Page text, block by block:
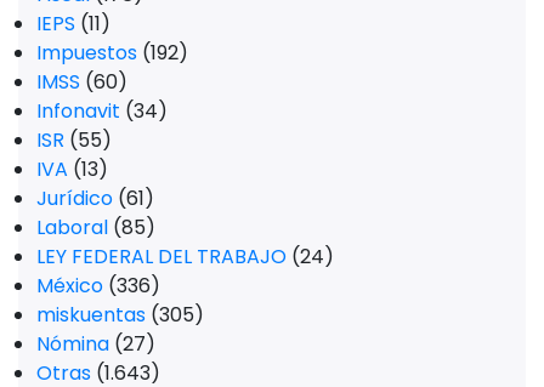
IEPS (11)
Impuestos (192)
IMSS (60)
Infonavit (34)
ISR (55)
IVA (13)
Jurídico (61)
Laboral (85)
LEY FEDERAL DEL TRABAJO (24)
México (336)
miskuentas (305)
Nómina (27)
Otras (1.643)